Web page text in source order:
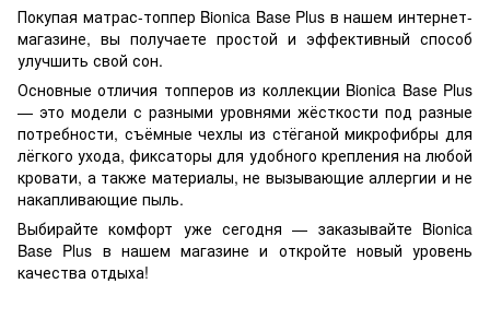
Покупая матрас-топпер Bionica Base Plus в нашем интернет-
магазине, вы получаете простой и эффективный способ
улучшить свой сон.
Основные отличия топперов из коллекции Bionica Base Plus
— это модели с разными уровнями жёсткости под разные
потребности, съёмные чехлы из стёганой микрофибры для
лёгкого ухода, фиксаторы для удобного крепления на любой
кровати, а также материалы, не вызывающие аллергии и не
накапливающие пыль.
Выбирайте комфорт уже сегодня — заказывайте Bionica
Base Plus в нашем магазине и откройте новый уровень
качества отдыха!